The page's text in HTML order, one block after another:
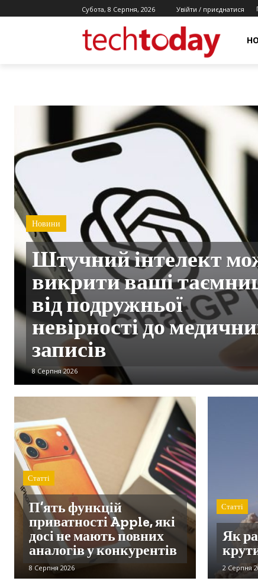
Субота, 8 Серпня, 2026 Увійти / приєднатися
Новини
Штучний інтелект
викрити ваші
від подружньої
невірності до
записів
8 Серпня 2026
Статті
П’ять функцій
приватності Apple, які
досі не мають повних
аналогів у конкурентів
8 Серпня 2026
Статті
Як
2 Серпня